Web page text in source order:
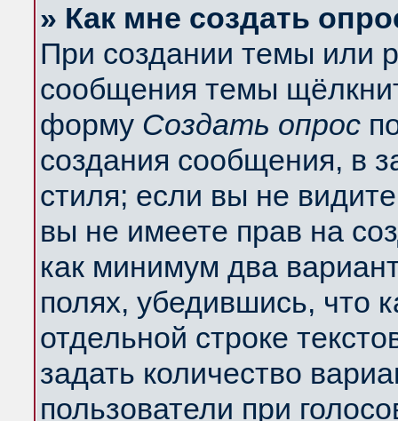
» Как мне создать
При создании темы или
сообщения темы
форму Создать опрос
создания сообщения, в
стиля; если вы не
вы не имеете прав на
как минимум два
полях, убедившись, что
отдельной строке
задать количество
пользователи при